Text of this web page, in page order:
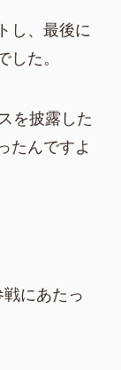
し、最後に
した。
を披露した
たんですよ
にあたっ